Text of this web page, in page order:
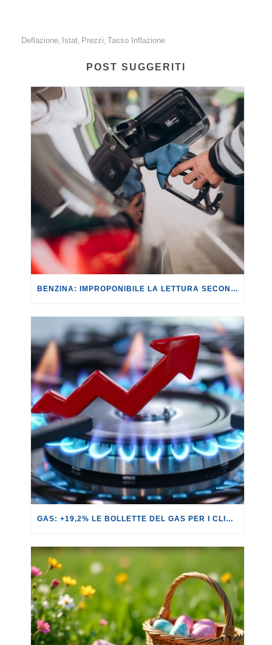
Deflazione, Istat, Prezzi, Tasso Inflazione
POST SUGGERITI
BENZINA: IMPROPONIBILE LA LETTURA SECONDO CUI PROROGARE IL TAGLIO DELLE ACCISE SIGNIFICA TASSARE TUTTI I CITTADINI.
GAS: +19,2% LE BOLLETTE DEL GAS PER I CLIENTI IN SERVIZIO DI VULNERABILITÀ.